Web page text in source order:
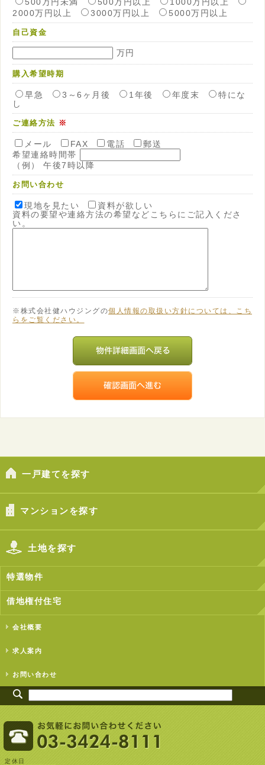
2000万円以上
3000万円以上 5000万円以上
自己資金
万円
購入希望時期
早急 3～6ヶ月後 1年後 年度末
特にな
し
ご連絡方法 ※
メール FAX 電話
郵送
希望連絡時間帯
（例） 午後7時以降
お問い合わせ
現地を見たい
資料が欲しい
資料の要望や連絡方法の希望などこちらにご記入くださ
い。
※株式会社健ハウジングの個人情報の取扱い方針については、こち
らをご覧ください。
一戸建てを探す
マンションを探す
土地を探す
特選物件
借地権付住宅
会社概要
求人案内
お問い合わせ
定休日